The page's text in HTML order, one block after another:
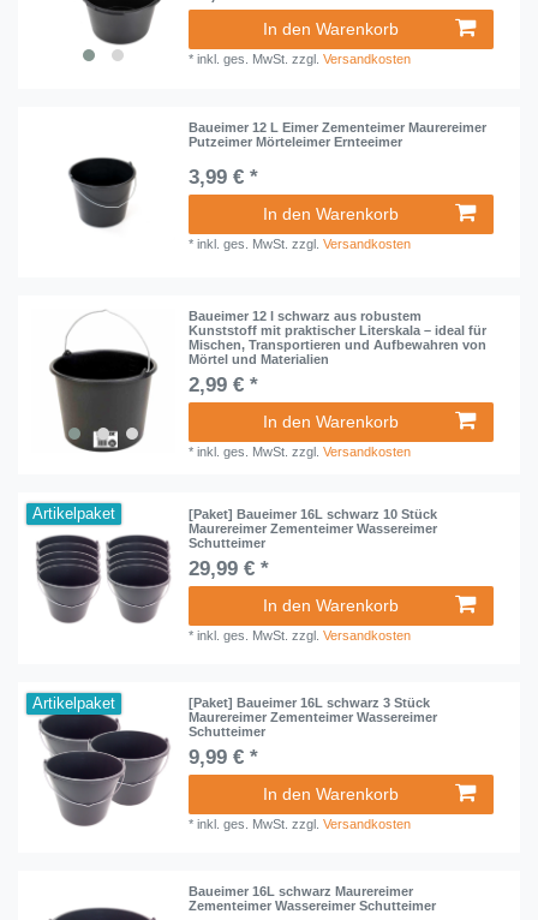
In den Warenkorb
*inkl. ges. MwSt. zzgl.Versandkosten
Baueimer 12 L Eimer Zementeimer Maurereimer
Putzeimer Mörteleimer Ernteeimer
3,99 € *
In den Warenkorb
*inkl. ges. MwSt. zzgl.Versandkosten
Baueimer 12 l schwarz aus robustem
Kunststoff mit praktischer Literskala – ideal für
Mischen, Transportieren und Aufbewahren von
Mörtel und Materialien
2,99 € *
In den Warenkorb
*inkl. ges. MwSt. zzgl.Versandkosten
Artikelpaket
[Paket] Baueimer 16L schwarz 10 Stück
Maurereimer Zementeimer Wassereimer
Schutteimer
29,99 € *
In den Warenkorb
*inkl. ges. MwSt. zzgl.Versandkosten
Artikelpaket
[Paket] Baueimer 16L schwarz 3 Stück
Maurereimer Zementeimer Wassereimer
Schutteimer
9,99 € *
In den Warenkorb
*inkl. ges. MwSt. zzgl.Versandkosten
Baueimer 16L schwarz Maurereimer
Zementeimer Wassereimer Schutteimer